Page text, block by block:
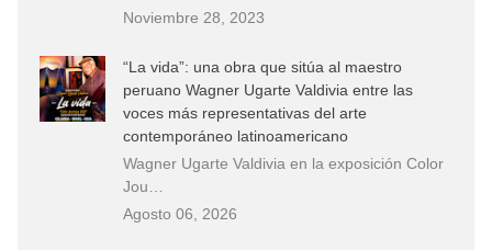
Noviembre 28, 2023
“La vida”: una obra que sitúa al maestro
peruano Wagner Ugarte Valdivia entre las
voces más representativas del arte
contemporáneo latinoamericano
Wagner Ugarte Valdivia en la exposición Color
Jou…
Agosto 06, 2026